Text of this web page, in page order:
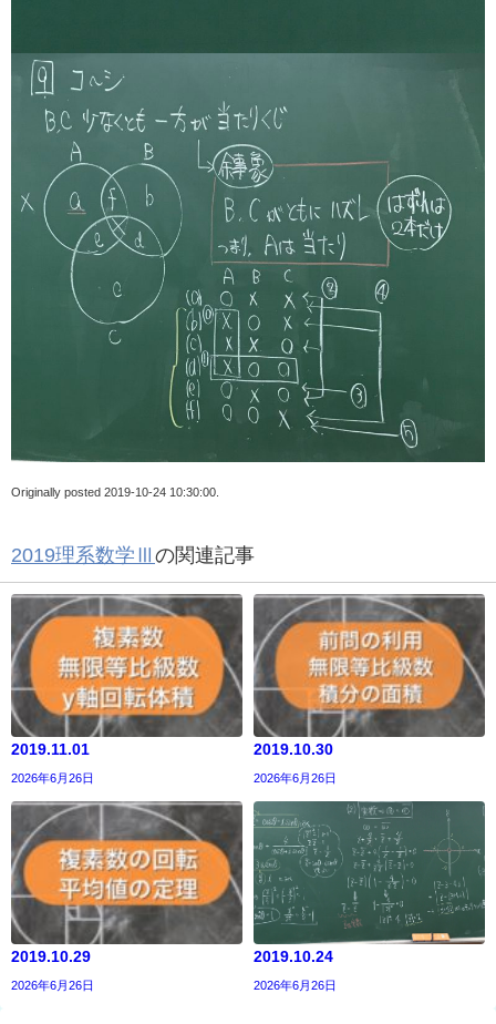
Originally posted 2019-10-24 10:30:00.
2019理系数学Ⅲ の関連記事
2019.11.01
2026年6月26日
2019.10.30
2026年6月26日
2019.10.29
2026年6月26日
2019.10.24
2026年6月26日